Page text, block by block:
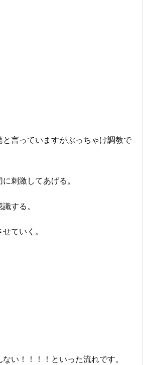
と言っていますがぶっちゃけ調教で
刺激してあげる。
する。
ていく。
い！！！！といった流れです。